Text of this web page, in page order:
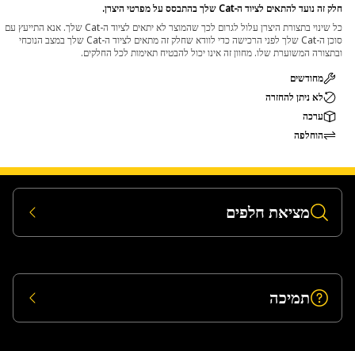
חלק זה נועד להתאים לציוד ה-Cat שלך בהתבסס על מפרטי היצרן.
כל שינוי בתצורת היצרן עלול לגרום לכך שהמוצר לא יתאים לציוד ה-Cat שלך. אנא התייעץ עם
סוכן ה-Cat שלך לפני הרכישה כדי לוודא שחלק זה מתאים לציוד ה-Cat שלך במצב הנוכחי
ובתצורה המשוערת שלו. מחוון זה אינו יכול להבטיח תאימות לכל החלקים.
מחודשים
לא ניתן להחזרה
ערכה
הוחלפה
מציאת חלפים
תמיכה